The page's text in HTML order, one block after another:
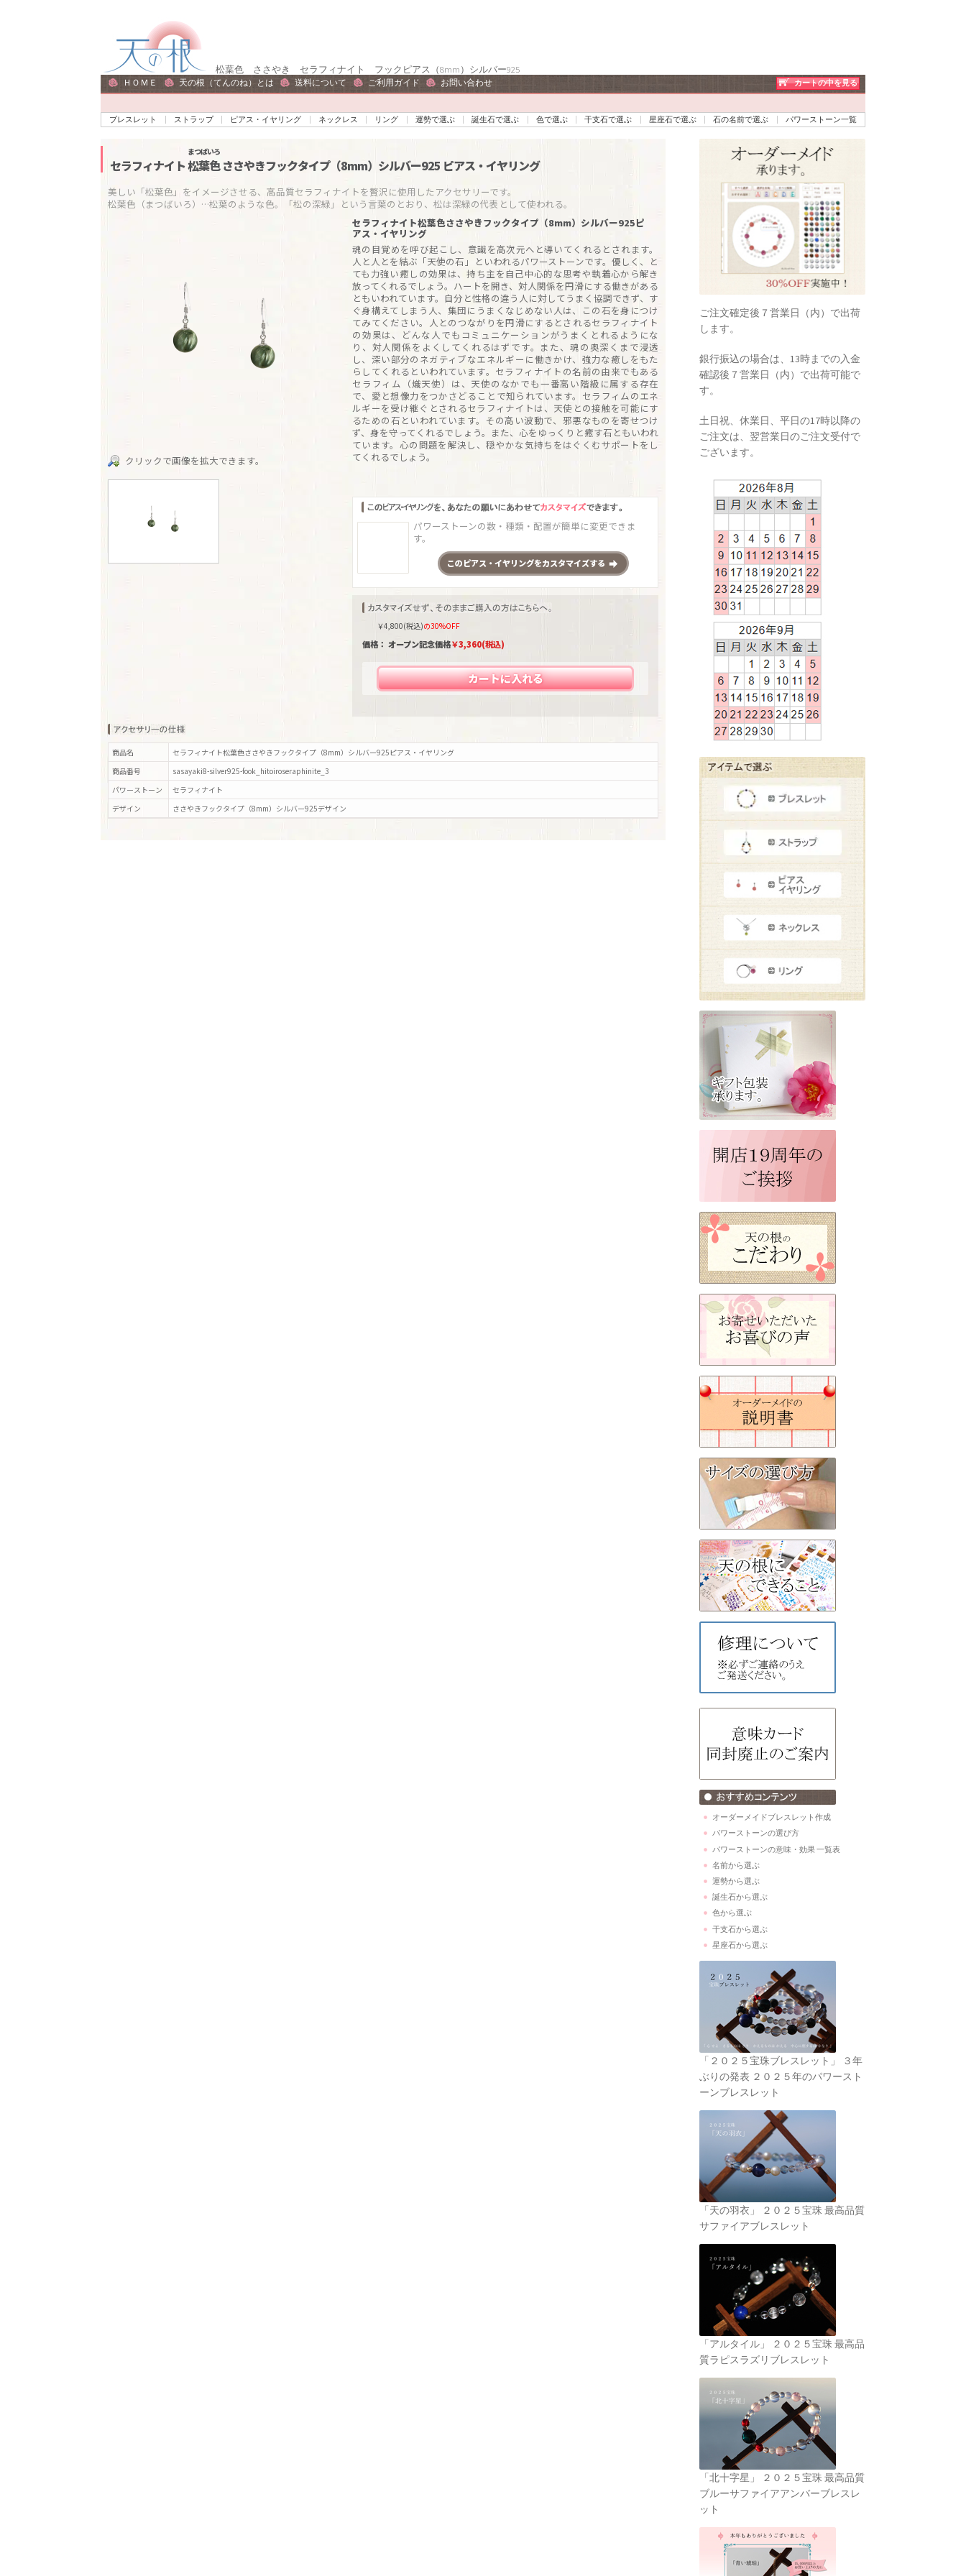
ー
シ
ョ
ス
キ
ッ
ン
ツ
へ
ッ
プ
松葉色 ささやき セラフィナイト フックピアス（8mm）シルバー925
ＨＯＭＥ 天の根（てんのね）とは 送料について ご利用ガイド お問い合わせ カートの中を見る
ブレスレット ストラップ ピアス・イヤリング ネックレス リング 運勢で選ぶ 誕生石で選ぶ 色で選ぶ 干支石で選ぶ 星座石で選ぶ 石の名前で選ぶ パワーストーン一覧
セラフィナイト松葉色
まつばいろ
ささやきフックタイプ（8mm）シルバー925 ピアス・イヤリング
美しい「松葉色」をイメージさせる、高品質セラフィナイトを贅沢に使用したアクセサリーです。
松葉色（まつばいろ）…松葉のような色。「松の深緑」という言葉のとおり、松は深緑の代表として使われる。
クリックで画像を拡大できます。
セラフィナイト松葉色ささやきフックタイプ（8mm）シルバー925ピ
アス・イヤリング
魂の目覚めを呼び起こし、意識を高次元へと導いてくれるとされます。
人と人とを結ぶ「天使の石」といわれるパワーストーンです。優しく、と
ても力強い癒しの効果は、持ち主を自己中心的な思考や執着心から解き
放ってくれるでしょう。ハートを開き、対人関係を円滑にする働きがある
ともいわれています。自分と性格の違う人に対してうまく協調できず、す
ぐ身構えてしまう人、集団にうまくなじめない人は、この石を身につけ
てみてください。人とのつながりを円滑にするとされるセラフィナイト
の効果は、どんな人でもコミュニケーションがうまくとれるようにな
り、対人関係をよくしてくれるはずです。また、魂の奥深くまで浸透
し、深い部分のネガティブなエネルギーに働きかけ、強力な癒しをもた
らしてくれるといわれています。セラフィナイトの名前の由来でもある
セラフィム（熾天使）は、天使のなかでも一番高い階級に属する存在
で、愛と想像力をつかさどることで知られています。セラフィムのエネ
ルギーを受け継ぐとされるセラフィナイトは、天使との接触を可能にす
るための石といわれています。その高い波動で、邪悪なものを寄せつけ
ず、身を守ってくれるでしょう。また、心をゆっくりと癒す石ともいわれ
ています。心の問題を解決し、穏やかな気持ちをはぐくむサポートをし
てくれるでしょう。
パワーストーンの数・種類・配置が簡単に変更できま
す。
このピアス・イヤリングをカスタマイズする
￥4,800(税込)の30%OFF
価格： オープン記念価格￥3,360(税込)
カートに入れる
商品名
セラフィナイト松葉色ささやきフックタイプ（8mm）シルバー925ピアス・イヤリング
商品番号
sasayaki8-silver925-fook_hitoiroseraphinite_3
パワーストーン
セラフィナイト
デザイン
ささやきフックタイプ（8mm）シルバー925デザイン
ご注文確定後７営業日（内）で出荷
します。
銀行振込の場合は、13時までの入金
確認後７営業日（内）で出荷可能で
す。
土日祝、休業日、平日の17時以降の
ご注文は、翌営業日のご注文受付で
ございます。
オーダーメイドブレスレット作成
パワーストーンの選び方
パワーストーンの意味・効果 一覧表
名前から選ぶ
運勢から選ぶ
誕生石から選ぶ
色から選ぶ
干支石から選ぶ
星座石から選ぶ
「２０２５宝珠ブレスレット」 ３年
ぶりの発表 ２０２５年のパワースト
ーンブレスレット
「天の羽衣」 ２０２５宝珠 最高品質
サファイアブレスレット
「アルタイル」 ２０２５宝珠 最高品
質ラピスラズリブレスレット
「北十字星」 ２０２５宝珠 最高品質
ブルーサファイアアンバーブレスレ
ット